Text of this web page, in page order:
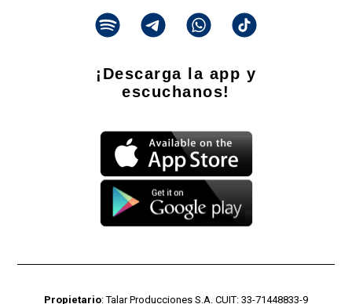
¡Descarga la app y
escuchanos!
Propietario: Talar Producciones S.A. CUIT: 33-71448833-9